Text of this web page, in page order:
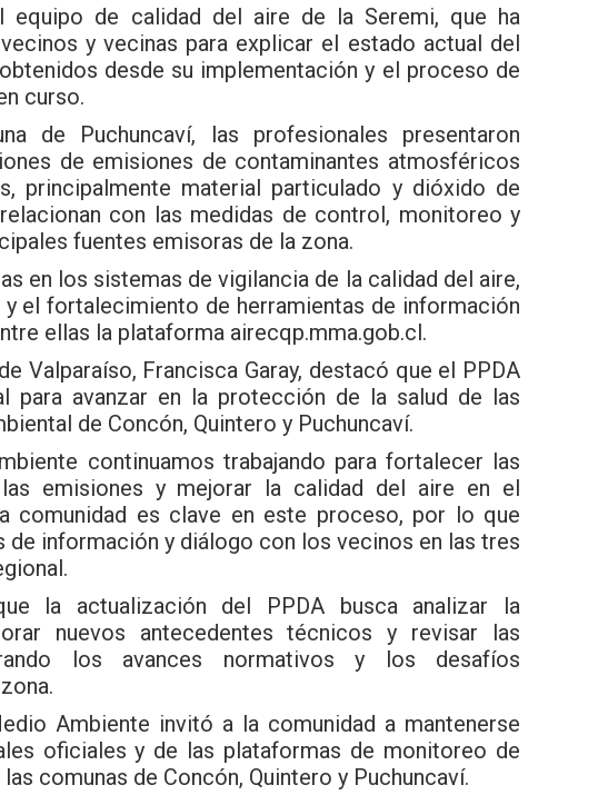
equipo de calidad del aire de la Seremi, que ha
y vecinas para explicar el estado actual del
desde su implementación y el proceso de
curso.
de Puchuncaví, las profesionales presentaron
de emisiones de contaminantes atmosféricos
principalmente material particulado y dióxido de
con las medidas de control, monitoreo y
fuentes emisoras de la zona.
en los sistemas de vigilancia de la calidad del aire,
el fortalecimiento de herramientas de información
ellas la plataforma airecqp.mma.gob.cl.
Valparaíso, Francisca Garay, destacó que el PPDA
para avanzar en la protección de la salud de las
de Concón, Quintero y Puchuncaví.
continuamos trabajando para fortalecer las
emisiones y mejorar la calidad del aire en el
comunidad es clave en este proceso, por lo que
de información y diálogo con los vecinos en las tres
la actualización del PPDA busca analizar la
nuevos antecedentes técnicos y revisar las
los avances normativos y los desafíos
Ambiente invitó a la comunidad a mantenerse
oficiales y de las plataformas de monitoreo de
comunas de Concón, Quintero y Puchuncaví.